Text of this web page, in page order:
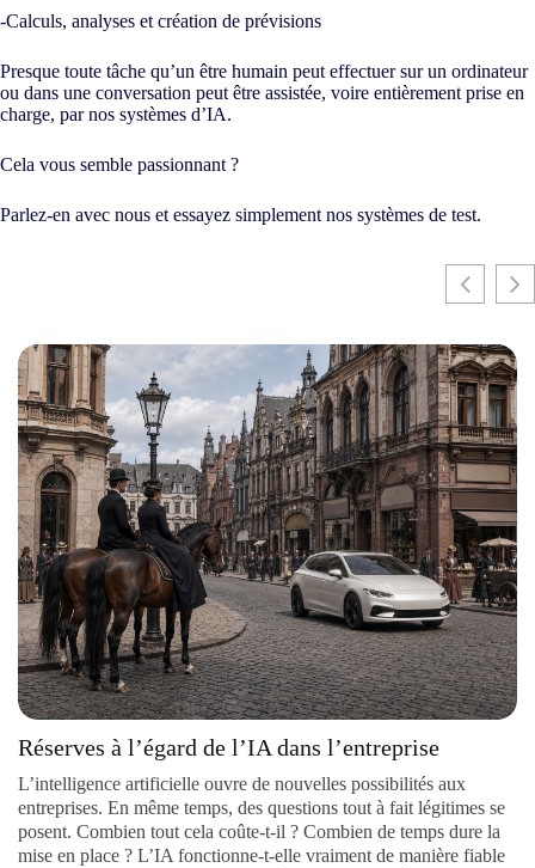
-Calculs, analyses et création de prévisions
Presque toute tâche qu’un être humain peut effectuer sur un ordinateur
ou dans une conversation peut être assistée, voire entièrement prise en
charge, par nos systèmes d’IA.
Cela vous semble passionnant ?
Parlez-en avec nous et essayez simplement nos systèmes de test.
Réserves à l’égard de l’IA dans l’entreprise
L’intelligence artificielle ouvre de nouvelles possibilités aux
entreprises. En même temps, des questions tout à fait légitimes se
posent. Combien tout cela coûte-t-il ? Combien de temps dure la
mise en place ? L’IA fonctionne-t-elle vraiment de manière fiable